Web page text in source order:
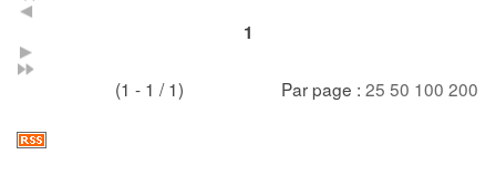
1
(1 - 1 / 1) Par page : 25 50 100 200